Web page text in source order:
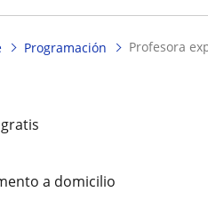
Programación profesora
a domicilio